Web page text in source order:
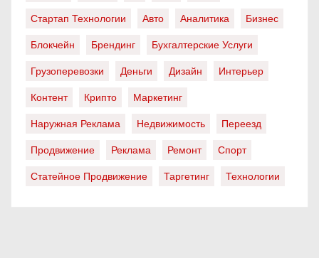
Стартап Технологии
Авто Аналитика
Бизнес
Блокчейн
Брендинг
Бухгалтерские Услуги
Грузоперевозки
Деньги Дизайн
Интерьер
Контент
Крипто
Маркетинг
Наружная Реклама
Недвижимость
Переезд
Продвижение
Реклама Ремонт
Спорт
Статейное Продвижение
Таргетинг Технологии